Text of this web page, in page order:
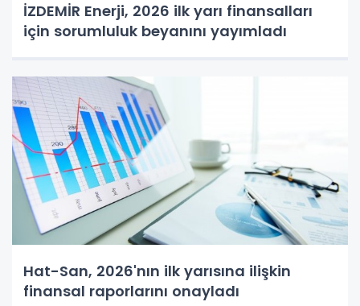
İZDEMİR Enerji, 2026 ilk yarı finansalları
için sorumluluk beyanını yayımladı
Hat-San, 2026'nın ilk yarısına ilişkin
finansal raporlarını onayladı